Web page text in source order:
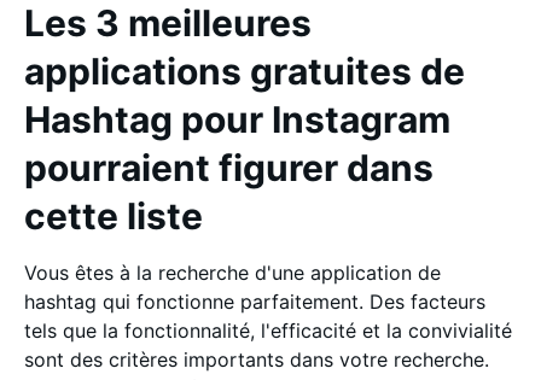
Les 3 meilleures
applications gratuites de
Hashtag pour Instagram
pourraient figurer dans
cette liste
Vous êtes à la recherche d'une application de
hashtag qui fonctionne parfaitement. Des facteurs
tels que la fonctionnalité, l'efficacité et la convivialité
sont des critères importants dans votre recherche.